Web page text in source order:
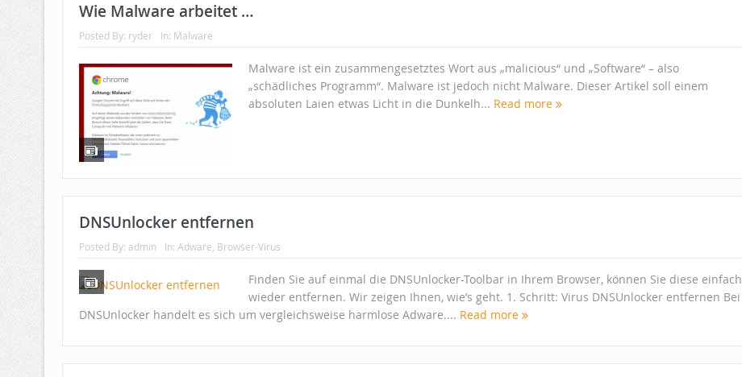
Wie Malware arbeitet …
Posted By: ryder In: Malware
Malware ist ein zusammengesetztes Wort aus „malicious“ und „Software“ – also
„schädliches Programm“. Malware ist jedoch nicht Malware. Dieser Artikel soll einem
absoluten Laien etwas Licht in die Dunkelh... Read more
DNSUnlocker entfernen
Posted By: admin In: Adware, Browser-Virus
Finden Sie auf einmal die DNSUnlocker-Toolbar in Ihrem Browser, können Sie diese einfach
wieder entfernen. Wir zeigen Ihnen, wie’s geht. 1. Schritt: Virus DNSUnlocker entfernen Bei
DNSUnlocker handelt es sich um vergleichsweise harmlose Adware.... Read more